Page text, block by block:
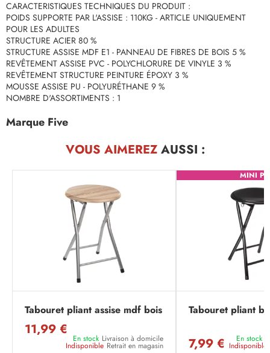
CARACTERISTIQUES TECHNIQUES DU PRODUIT :
POIDS SUPPORTE PAR L'ASSISE : 110KG - ARTICLE UNIQUEMENT
POUR LES ADULTES
STRUCTURE ACIER 80 %
STRUCTURE ASSISE MDF E1 - PANNEAU DE FIBRES DE BOIS 5 %
REVÊTEMENT ASSISE PVC - POLYCHLORURE DE VINYLE 3 %
REVÊTEMENT STRUCTURE PEINTURE ÉPOXY 3 %
MOUSSE ASSISE PU - POLYURÉTHANE 9 %
NOMBRE D'ASSORTIMENTS : 1
Marque Five
VOUS AIMEREZAUSSI :
Tabouret pliant assise mdf bois
11,99 €
En stock Livraison à domicile
Indisponible Retrait en magasin
MINI
Tabouret pliant
7,99 € En stock
Indisponible